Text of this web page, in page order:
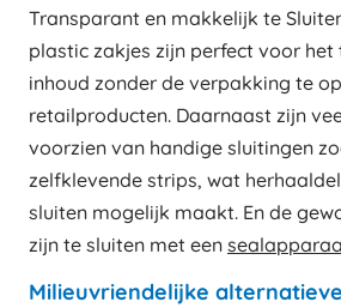
Transparant en makkelijk te
plastic zakjes zijn perfect voor het
inhoud zonder de verpakking te
retailproducten. Daarnaast zijn
voorzien van handige sluitingen
zelfklevende strips, wat
sluiten mogelijk maakt. En de
zijn te sluiten met een
Milieuvriendelijke